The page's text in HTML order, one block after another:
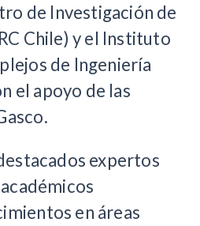
de Investigación de
Chile) y el Instituto
de Ingeniería
el apoyo de las
expertos
en áreas